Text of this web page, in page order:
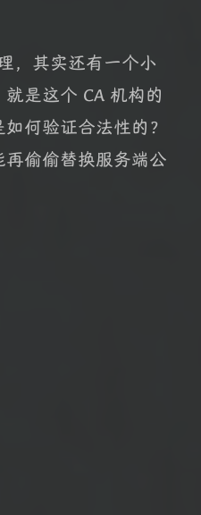
，其实还有一个小
是这个 CA 机构的
何验证合法性的？
偷偷替换服务端公